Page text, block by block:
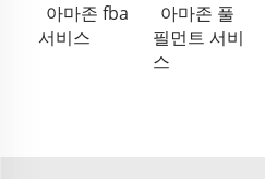
아마존 fba
서비스
아마존 풀
필먼트 서비
스